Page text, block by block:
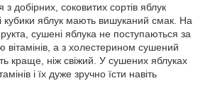
з добірних, соковитих сортів яблук
яблук мають вишуканий смак. На
сушені яблука не поступаються за
вітамінів, а з холестерином сушений
краще, ніж свіжий. У сушених яблуках
і їх дуже зручно їсти навіть